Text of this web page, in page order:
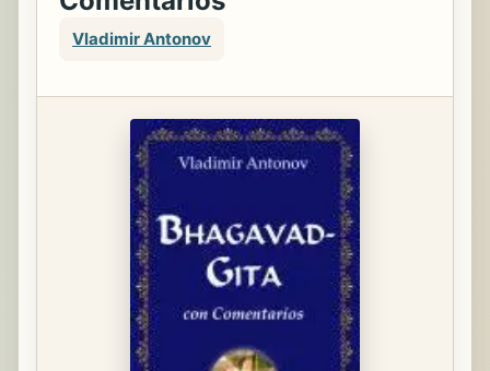
Vladimir Antonov